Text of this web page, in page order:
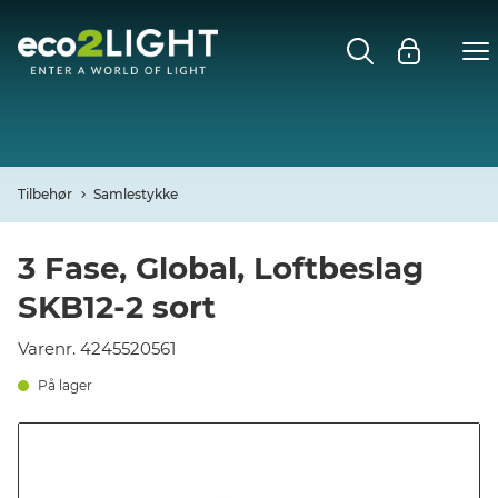
DECO
Tilbehør Samlestykke
3 Fase, Global, Loftbeslag
SKB12-2 sort
Varenr. 4245520561
På lager